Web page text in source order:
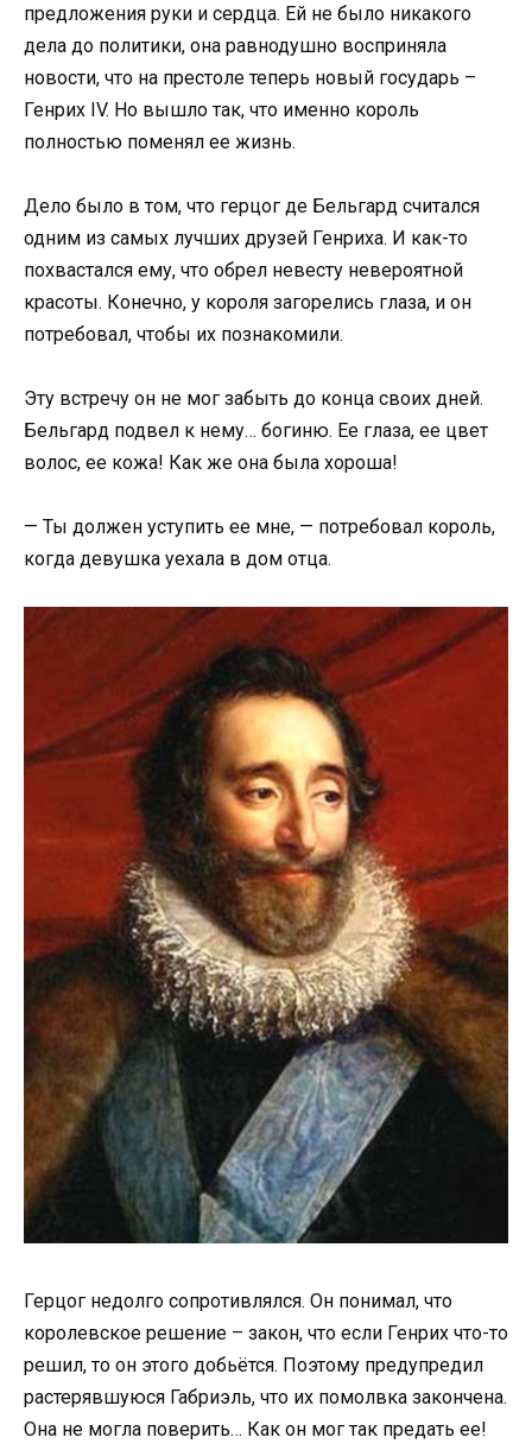
предложения руки и сердца. Ей не было никакого
дела до политики, она равнодушно восприняла
новости, что на престоле теперь новый государь –
Генрих IV. Но вышло так, что именно король
полностью поменял ее жизнь.
Дело было в том, что герцог де Бельгард считался
одним из самых лучших друзей Генриха. И как-то
похвастался ему, что обрел невесту невероятной
красоты. Конечно, у короля загорелись глаза, и он
потребовал, чтобы их познакомили.
Эту встречу он не мог забыть до конца своих дней.
Бельгард подвел к нему… богиню. Ее глаза, ее цвет
волос, ее кожа! Как же она была хороша!
— Ты должен уступить ее мне, — потребовал король,
когда девушка уехала в дом отца.
Герцог недолго сопротивлялся. Он понимал, что
королевское решение – закон, что если Генрих что-то
решил, то он этого добьётся. Поэтому предупредил
растерявшуюся Габриэль, что их помолвка закончена.
Она не могла поверить… Как он мог так предать ее!